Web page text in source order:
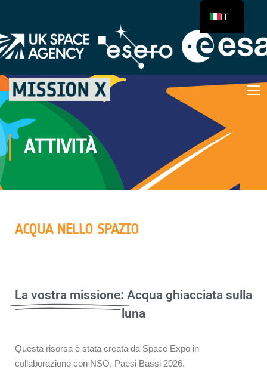
ATTIVITÀ
ACQUA NELLO SPAZIO
La vostra missione: Acqua ghiacciata sulla
luna
Questa risorsa è stata creata da Space Expo in
collaborazione con NSO, Paesi Bassi 2026.
IT